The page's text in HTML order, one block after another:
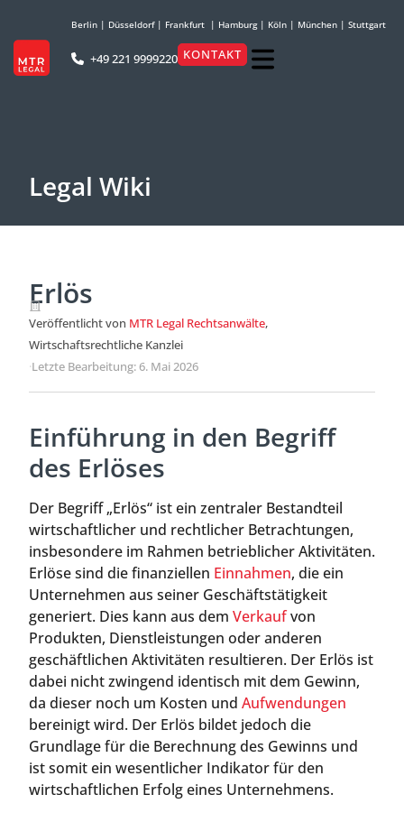
Berlin | Düsseldorf| Frankfurt | Hamburg| Köln | München | Stuttgart
+49 221 9999220 KONTAKT
Legal Wiki
Erlös
Veröffentlicht von MTR Legal Rechtsanwälte,
Wirtschaftsrechtliche Kanzlei
·Letzte Bearbeitung: 6. Mai 2026
Einführung in den Begriff
des Erlöses
Der Begriff „Erlös“ ist ein zentraler Bestandteil
wirtschaftlicher und rechtlicher Betrachtungen,
insbesondere im Rahmen betrieblicher Aktivitäten.
Erlöse sind die finanziellen Einnahmen, die ein
Unternehmen aus seiner Geschäftstätigkeit
generiert. Dies kann aus dem Verkaufvon
Produkten, Dienstleistungen oder anderen
geschäftlichen Aktivitäten resultieren. Der Erlös ist
dabei nicht zwingend identisch mit dem Gewinn,
da dieser noch um Kosten und Aufwendungen
bereinigt wird. Der Erlös bildet jedoch die
Grundlage für die Berechnung des Gewinns und
ist somit ein wesentlicher Indikator für den
wirtschaftlichen Erfolg eines Unternehmens.